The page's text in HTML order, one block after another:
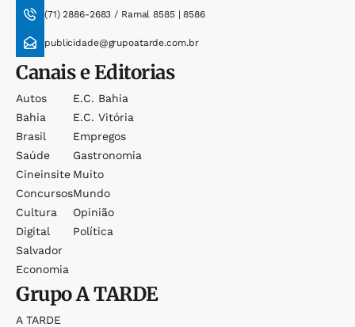
(71) 2886-2683 / Ramal 8585 | 8586
publicidade@grupoatarde.com.br
Canais e Editorias
Autos
Bahia
Brasil
Saúde
Cineinsite
Concursos
Cultura
Digital
Salvador
Economia
E.c. Bahia
E.c. Vitória
Empregos
Gastronomia
Muito
Mundo
Opinião
Política
GrupoA TARDE
A TARDE